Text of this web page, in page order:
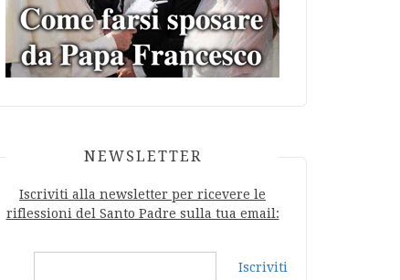
NEWSLETTER
Iscriviti alla newsletter per ricevere le
riflessioni del Santo Padre sulla tua email:
Iscriviti